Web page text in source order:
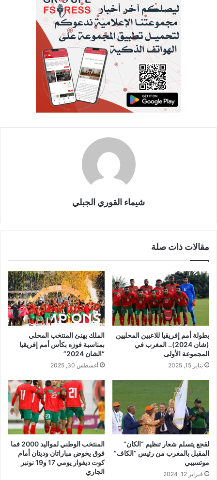
شيماء القوري الجبلي
مقالات ذات صلة
بطولة أمم إفريقيا للاعبين المحليين
(شان 2024).. المغرب في
المجموعة الأولى
يناير 15, 2025
الملك يهنئ المنتخب المحلي
بمناسبة فوزه بكأس أمم إفریقیا
“الشان 2024”
أغسطس 30, 2025
لقجع يتسلم شعار تنظيم “الكان”
المقبل بالمغرب من رئيس “الكاف”
موتسيبي
فبراير 12, 2024
المنتخب الوطني لمواليد 2000 فما
فوق يخوض مباراتان وديتان أمام
كوت ديفوار يومي 17 و19 نونبر
الجاري